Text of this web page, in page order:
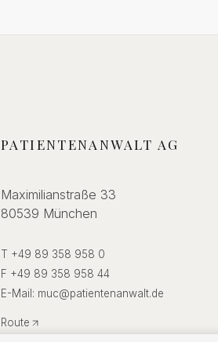
PATIENTENANWALT AG
Maximilianstraße 33
80539 München
T +49 89 358 958 0
F +49 89 358 958 44
E-Mail: muc@patientenanwalt.de
Route